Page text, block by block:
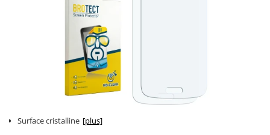
Surface cristalline [plus]